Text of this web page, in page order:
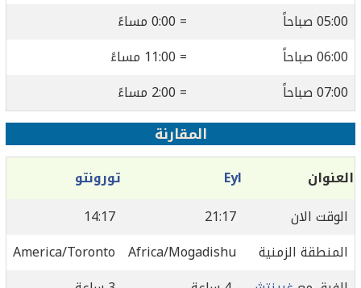
05:00 صباحاً
= 0:00 مساءً
06:00 صباحاً
= 11:00 مساءً
07:00 صباحاً
= 2:00 مساءً
المقارنة
العنوان Eyl
تورونتو
الوقت الان
21:17
14:17
المنطقة الزمنية
Africa/Mogadishu
America/Toronto